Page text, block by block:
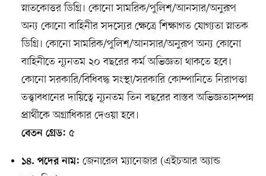
স্নাতকোত্তর ডিগ্রি। কোনো সামরিক/পুলিশ/আনসার/অনুরূপ
অন্য কোনো বাহিনীর সদস্যের ক্ষেত্রে শিক্ষাগত যোগ্যতা স্নাতক
ডিগ্রি। কোনো সামরিক/পুলিশ/আনসার/অনুরূপ অন্য কোনো
বাহিনীতে ন্যূনতম ২০ বছরের কর্ম অভিজ্ঞতা থাকতে হবে।
কোনো সরকারি/বিধিবদ্ধ সংস্থা/সরকারি কোম্পানিতে নিরাপত্তা
তত্ত্বাবধানের দায়িত্বে ন্যূনতম তিন বছরের বাস্তব অভিজ্ঞতাসম্পন্ন
প্রার্থীকে অগ্রাধিকার দেওয়া হবে।
বেতন গ্রেড: ৫
১৪. পদের নাম: জেনারেল ম্যানেজার (এইচআর অ্যান্ড